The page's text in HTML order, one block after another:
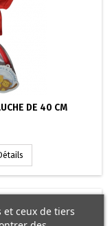
DE 40 CM
et ceux de tiers